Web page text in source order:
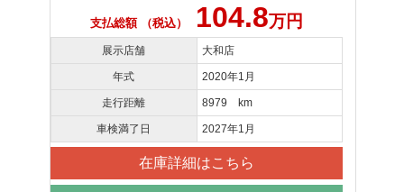
支払総額 （税込） 104.8万円
展示店舗 大和店
年式 2020年1月
走行距離 8979 km
車検満了日 2027年1月
在庫詳細はこちら